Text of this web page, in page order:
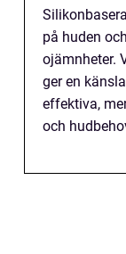
på huden
ojämnheter.
ger en
effektiva,
och